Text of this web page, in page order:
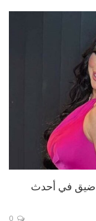
ضيق في أحدث